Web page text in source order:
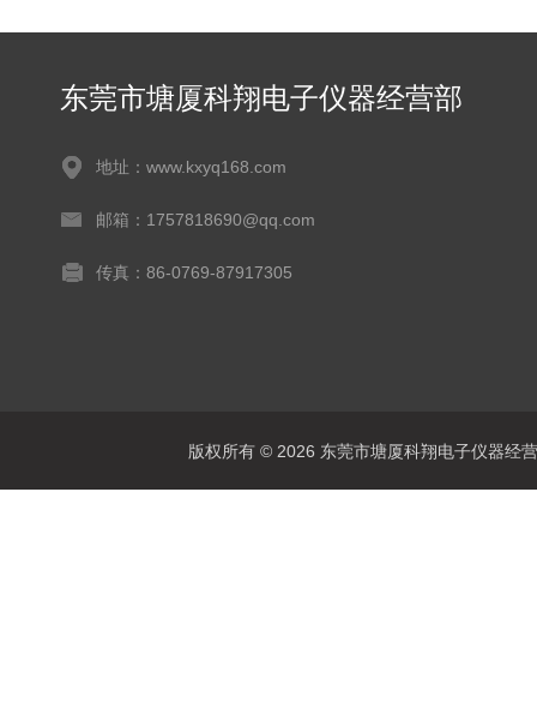
东莞市塘厦科翔电子仪器经营部
地址：www.kxyq168.com
邮箱：1757818690@qq.com
传真：86-0769-87917305
版权所有 © 2026 东莞市塘厦科翔电子仪器